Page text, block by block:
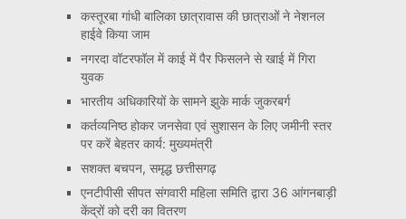
कस्तूरबा गांधी बालिका छात्रावास की छात्राओं ने नेशनल
हाईवे किया जाम
नगरदा वॉटरफॉल में काई में पैर फिसलने से खाई में गिरा
युवक
भारतीय अधिकारियों के सामने झुके मार्क जुकरबर्ग
कर्तव्यनिष्ठ होकर जनसेवा एवं सुशासन के लिए जमीनी स्तर
पर करें बेहतर कार्य: मुख्यमंत्री
सशक्त बचपन, समृद्ध छत्तीसगढ़
एनटीपीसी सीपत संगवारी महिला समिति द्वारा 36 आंगनबाड़ी
केंद्रों को दरी का वितरण